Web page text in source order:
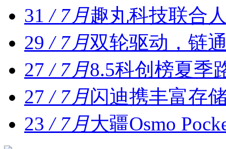
31 / 7月趣丸科技联合
29 / 7月双轮驱动，链
27 / 7月8.5科创榜夏季
27 / 7月闪迪携丰富存
23 / 7月大疆Osmo